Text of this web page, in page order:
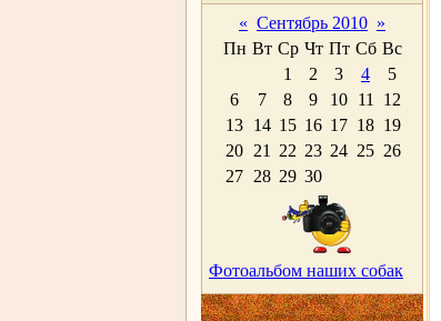
« Сентябрь 2010 »
Пн Вт Ср Чт Пт Сб Вс
1
2 3 4
5
6
7 8 9 10 11
12
13 14 15 16 17 18 19
20 21 22 23 24 25 26
27 28 29 30
Фотоальбом наших собак